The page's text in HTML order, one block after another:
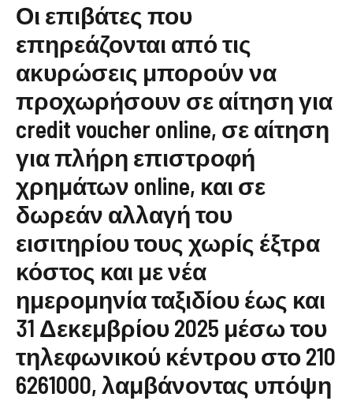
Οι επιβάτες που
επηρεάζονται από τις
ακυρώσεις μπορούν να
προχωρήσουν σε αίτηση για
credit voucher online, σε αίτηση
για πλήρη επιστροφή
χρημάτων online, και σε
δωρεάν αλλαγή του
εισιτηρίου τους χωρίς έξτρα
κόστος και με νέα
ημερομηνία ταξιδίου έως και
31 Δεκεμβρίου 2025 μέσω του
τηλεφωνικού κέντρου στο 210
6261000, λαμβάνοντας υπόψη